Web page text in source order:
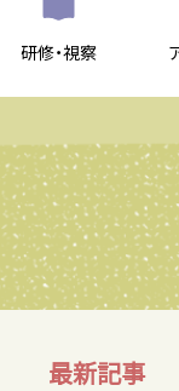
研修・視察
最新記事